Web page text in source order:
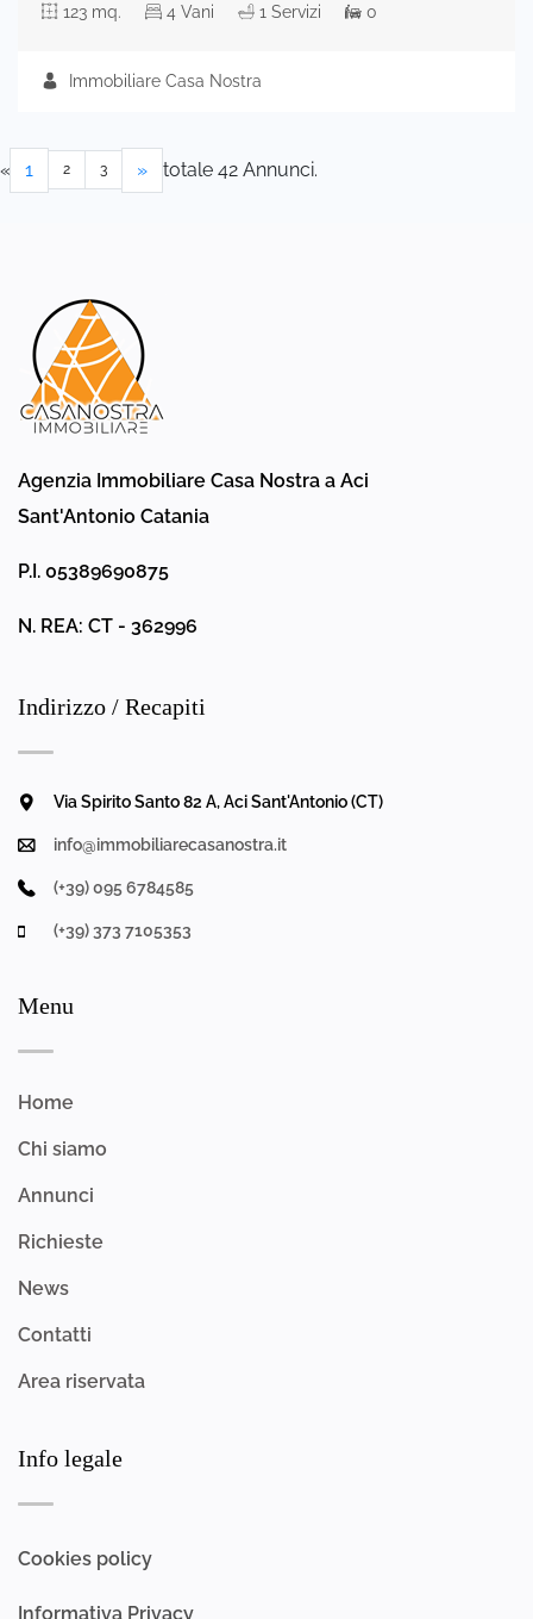
123 mq. 4 Vani 1 Servizi 0
Immobiliare Casa Nostra
« 1 2 3 » totale 42 Annunci.
Agenzia Immobiliare Casa Nostra a Aci
Sant'Antonio Catania
P.I. 05389690875
N. REA: CT - 362996
Indirizzo / Recapiti
Via Spirito Santo 82 A, Aci Sant'Antonio (CT)
info@immobiliarecasanostra.it
(+39) 095 6784585
(+39) 373 7105353
Menu
Home
Chi siamo
Annunci
Richieste
News
Contatti
Area riservata
Info legale
Cookies policy
Informativa Privacy